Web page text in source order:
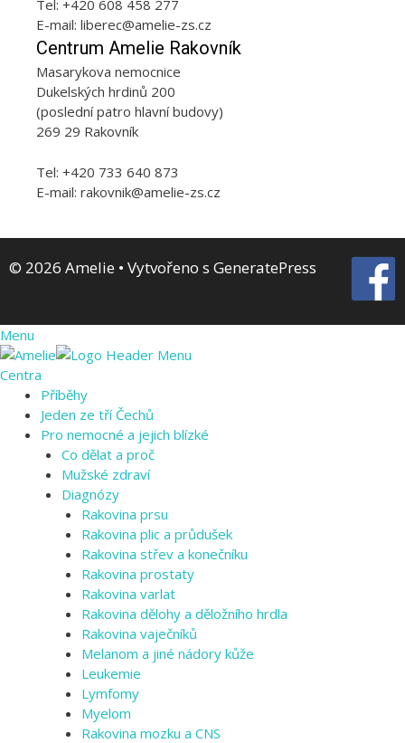
Tel: +420 608 458 277
E-mail: liberec@amelie-zs.cz
Centrum Amelie Rakovník
Masarykova nemocnice
Dukelských hrdinů 200
(poslední patro hlavní budovy)
269 29 Rakovník
Tel: +420 733 640 873
E-mail: rakovnik@amelie-zs.cz
© 2026 Amelie • Vytvořeno s GeneratePress
Menu
Centra
Příběhy
Jeden ze tří Čechů
Pro nemocné a jejich blízké
Co dělat a proč
Mužské zdraví
Diagnózy
Rakovina prsu
Rakovina plic a průdušek
Rakovina střev a konečníku
Rakovina prostaty
Rakovina varlat
Rakovina dělohy a děložního hrdla
Rakovina vaječníků
Melanom a jiné nádory kůže
Leukemie
Lymfomy
Myelom
Rakovina mozku a CNS